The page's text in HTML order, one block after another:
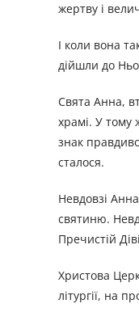
жертву і
І коли вона
дійшли до
Свята Анна,
храмі. У тому
знак
сталося.
Невдовзі
святиню.
Пречистій
Христова
літургії, на